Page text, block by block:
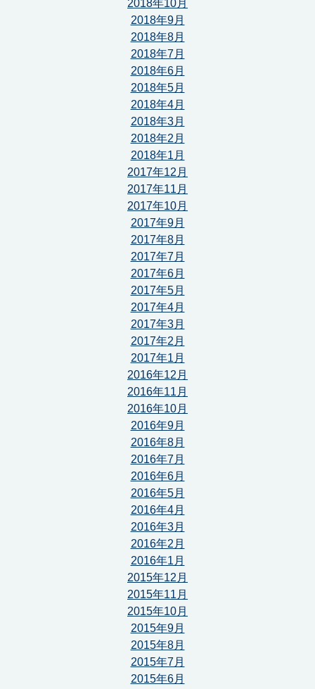
2018年10月
2018年9月
2018年8月
2018年7月
2018年6月
2018年5月
2018年4月
2018年3月
2018年2月
2018年1月
2017年12月
2017年11月
2017年10月
2017年9月
2017年8月
2017年7月
2017年6月
2017年5月
2017年4月
2017年3月
2017年2月
2017年1月
2016年12月
2016年11月
2016年10月
2016年9月
2016年8月
2016年7月
2016年6月
2016年5月
2016年4月
2016年3月
2016年2月
2016年1月
2015年12月
2015年11月
2015年10月
2015年9月
2015年8月
2015年7月
2015年6月